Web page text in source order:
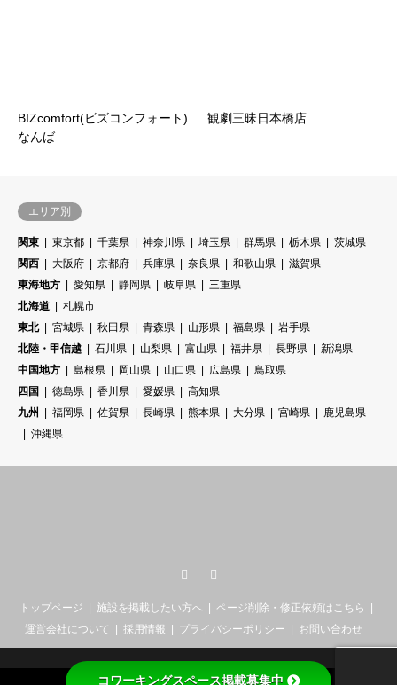
BIZcomfort(ビズコンフォート)
なんば
観劇三昧日本橋店
エリア別
関東 東京都 千葉県 神奈川県 埼玉県 群馬県 栃木県
茨城県
関西
大阪府 京都府 兵庫県 奈良県 和歌山県
滋賀県
東海地方
愛知県 静岡県 岐阜県
三重県
北海道
札幌市
東北
宮城県 秋田県 青森県 山形県 福島県
岩手県
北陸・甲信越
石川県 山梨県 富山県 福井県 長野県
新潟県
中国地方
島根県 岡山県 山口県 広島県
鳥取県
四国
徳島県 香川県 愛媛県
高知県
九州
福岡県 佐賀県 長崎県 熊本県 大分県 宮崎県
鹿児島県
沖縄県
トップページ 施設を掲載したい方へ
ページ削除・修正依頼はこちら
運営会社について
採用情報 プライバシーポリシー お問い合わせ
コワーキングスペース掲載募集中